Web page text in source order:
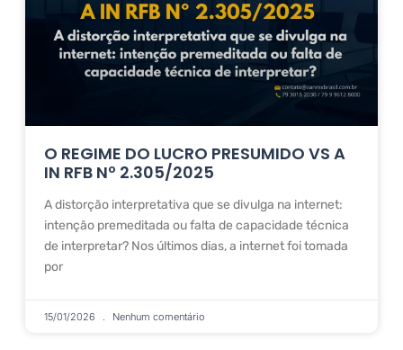
O REGIME DO LUCRO PRESUMIDO VS A
IN RFB Nº 2.305/2025
A distorção interpretativa que se divulga na internet:
intenção premeditada ou falta de capacidade técnica
de interpretar? Nos últimos dias, a internet foi tomada
por
15/01/2026 Nenhum comentário